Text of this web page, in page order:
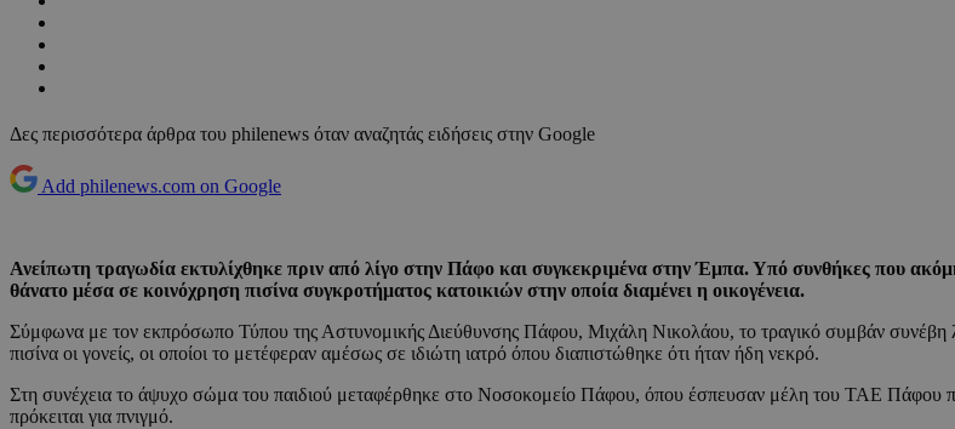
Δες περισσότερα άρθρα του philenews όταν αναζητάς ειδήσεις στην Google
Add philenews.com on Google
Ανείπωτη τραγωδία εκτυλίχθηκε πριν από λίγο στην Πάφο και συγκεκριμένα στην Έμπα. Υπό συνθήκες που
θάνατο μέσα σε κοινόχρηση πισίνα συγκροτήματος κατοικιών στην οποία διαμένει η οικογένεια.
Σύμφωνα με τον εκπρόσωπο Τύπου της Αστυνομικής Διεύθυνσης Πάφου, Μιχάλη Νικολάου, το τραγικό συμβάν συνέβη
πισίνα οι γονείς, οι οποίοι το μετέφεραν αμέσως σε ιδιώτη ιατρό όπου διαπιστώθηκε ότι ήταν ήδη νεκρό.
Στη συνέχεια το άψυχο σώμα του παιδιού μεταφέρθηκε στο Νοσοκομείο Πάφου, όπου έσπευσαν μέλη του ΤΑΕ Πάφου
πρόκειται για πνιγμό.